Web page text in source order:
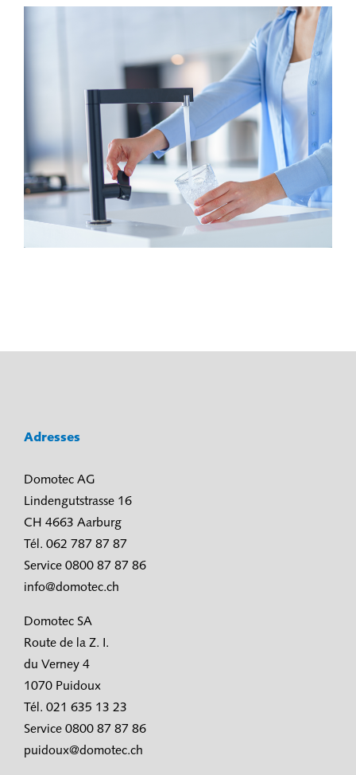
Adresses
Domotec AG
Lindengutstrasse 16
CH 4663 Aarburg
Tél. 062 787 87 87
Service 0800 87 87 86
info@domotec.ch
Domotec SA
Route de la Z. I.
du Verney 4
1070 Puidoux
Tél. 021 635 13 23
Service 0800 87 87 86
puidoux@domotec.ch